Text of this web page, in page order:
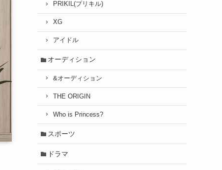
PRIKIL(プリキル)
XG
アイドル
オーディション
&オーディション
THE ORIGIN
Who is Princess?
スポーツ
ドラマ